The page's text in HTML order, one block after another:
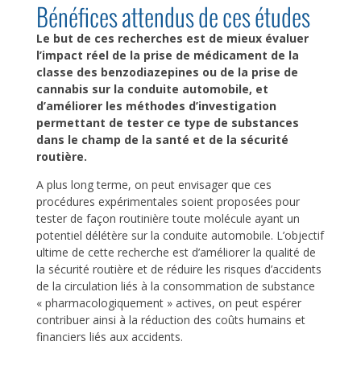
Bénéfices attendus de ces études
Le but de ces recherches est de mieux évaluer
l’impact réel de la prise de médicament de la
classe des benzodiazepines ou de la prise de
cannabis sur la conduite automobile, et
d’améliorer les méthodes d’investigation
permettant de tester ce type de substances
dans le champ de la santé et de la sécurité
routière.
A plus long terme, on peut envisager que ces
procédures expérimentales soient proposées pour
tester de façon routinière toute molécule ayant un
potentiel délétère sur la conduite automobile. L’objectif
ultime de cette recherche est d’améliorer la qualité de
la sécurité routière et de réduire les risques d’accidents
de la circulation liés à la consommation de substance
« pharmacologiquement » actives, on peut espérer
contribuer ainsi à la réduction des coûts humains et
financiers liés aux accidents.